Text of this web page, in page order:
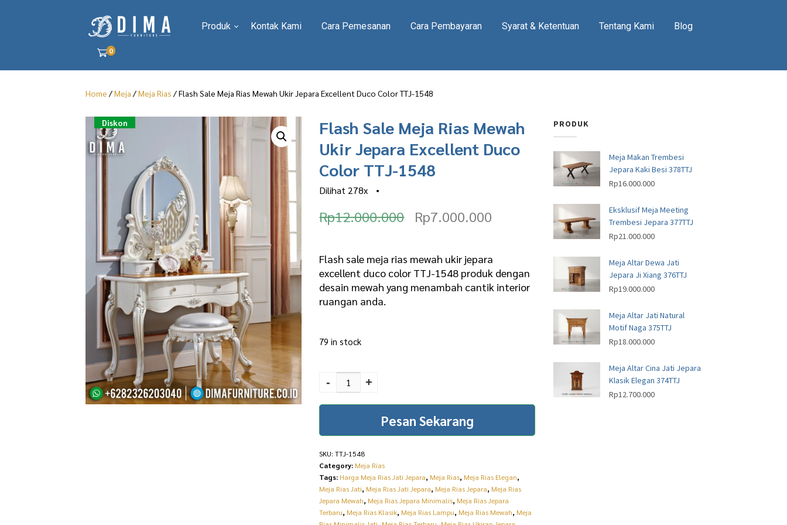
Produk Kontak Kami Cara Pemesanan Cara Pembayaran Syarat & Ketentuan Tentang Kami Blog
0
Home /Meja /Meja Rias / Flash Sale Meja Rias Mewah Ukir Jepara Excellent Duco Color TTJ-1548
PRODUK
Meja Makan Trembesi
Jepara Kaki Besi 378TTJ
Rp16.000.000
Eksklusif Meja Meeting
Trembesi Jepara 377TTJ
Rp21.000.000
Meja Altar Dewa Jati
Jepara Ji Xiang 376TTJ
Rp19.000.000
Meja Altar Jati Natural
Motif Naga 375TTJ
Rp18.000.000
Meja Altar Cina Jati Jepara
Klasik Elegan 374TTJ
Rp12.700.000
Diskon
Flash Sale Meja Rias Mewah
Ukir Jepara Excellent Duco
Color TTJ-1548
Dilihat278x •
Rp12.000.000
O
g
i
i
c
e
a
s
:
Rp7.000.000
r
r
e
c
i
:
R
p
Flash sale meja rias mewah ukir jepara
excellent duco color TTJ-1548 produk dengan
desain mewah yang menambah cantik interior
ruangan anda.
79 in stock
Mewah Ukir Jepara
Excellent Duco Color
TTJ-1548 quantity
- +
Pesan Sekarang
SKU:TTJ-1548
Category: Meja Rias
Tags: Harga Meja Rias Jati Jepara, Meja Rias, Meja Rias Elegan,
Meja Rias Jati, Meja Rias Jati Jepara, Meja Rias Jepara, Meja Rias
Jepara Mewah, Meja Rias Jepara Minimalis, Meja Rias Jepara
Terbaru, Meja Rias Klasik, Meja Rias Lampu, Meja Rias Mewah, Meja